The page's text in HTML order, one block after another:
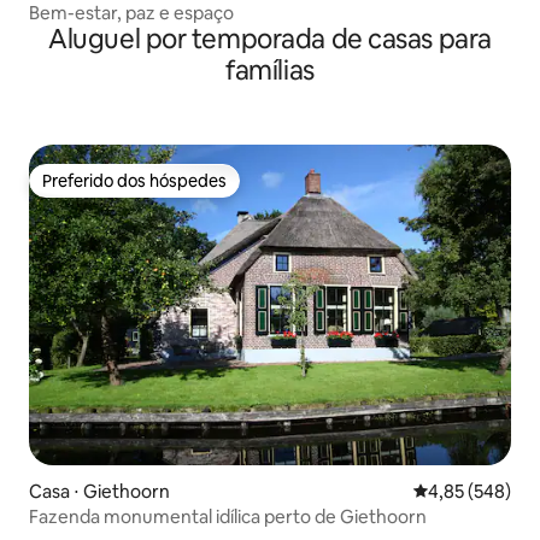
Bem-estar, paz e espaço
Aluguel por temporada de casas para
famílias
Preferido dos hóspedes
Preferido dos hóspedes
Casa ⋅ Giethoorn 4,85 de uma
4,85 (548)
Fazenda monumental idílica perto de Giethoorn